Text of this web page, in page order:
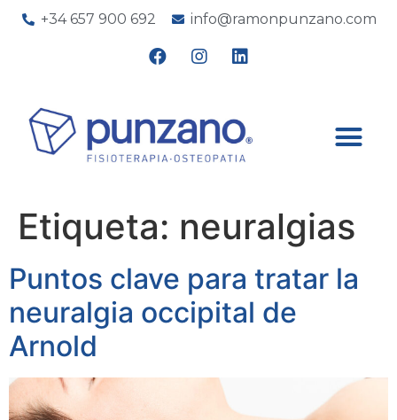
+34 657 900 692 info@ramonpunzano.com
Etiqueta: neuralgias
Puntos clave para tratar la
neuralgia occipital de
Arnold